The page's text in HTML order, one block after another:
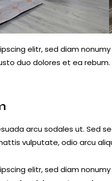
elitr, sed diam
duo dolores et ea
arcu sodales ut. Sed
vulputate, odio arcu
elitr, sed diam